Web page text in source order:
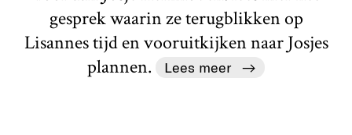
gesprek waarin ze terugblikken op
Lisannes tijd en vooruitkijken naar Josjes
plannen.
Lees meer